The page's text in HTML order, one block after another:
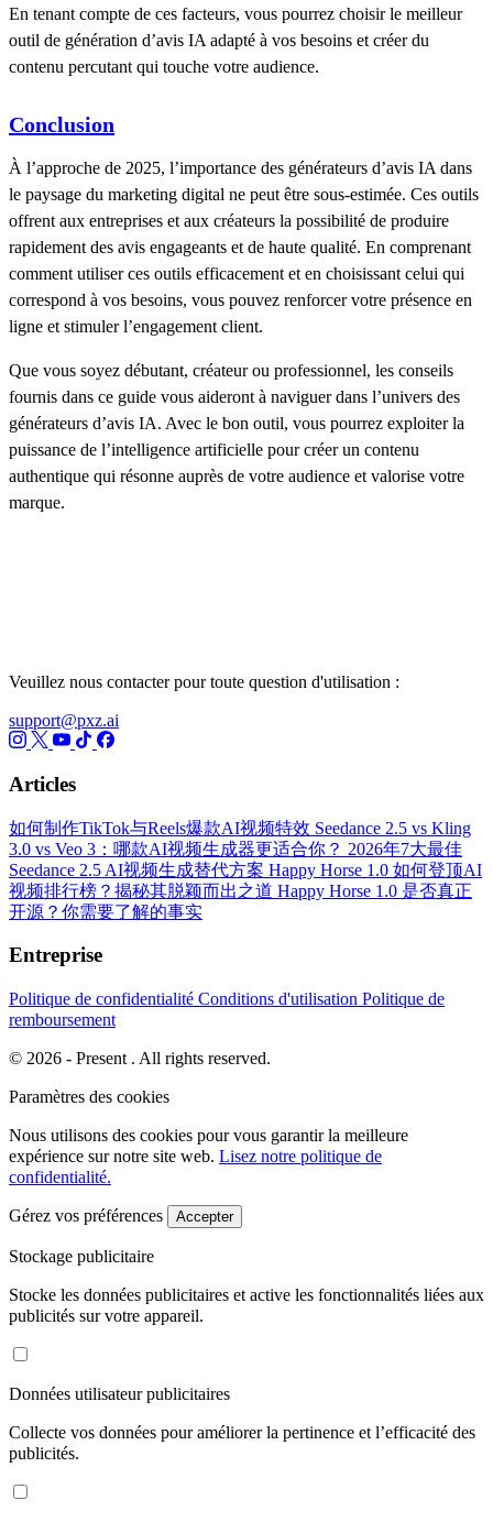
En tenant compte de ces facteurs, vous pourrez choisir le meilleur
outil de génération d’avis IA adapté à vos besoins et créer du
contenu percutant qui touche votre audience.
Conclusion
À l’approche de 2025, l’importance des générateurs d’avis IA dans
le paysage du marketing digital ne peut être sous-estimée. Ces outils
offrent aux entreprises et aux créateurs la possibilité de produire
rapidement des avis engageants et de haute qualité. En comprenant
comment utiliser ces outils efficacement et en choisissant celui qui
correspond à vos besoins, vous pouvez renforcer votre présence en
ligne et stimuler l’engagement client.
Que vous soyez débutant, créateur ou professionnel, les conseils
fournis dans ce guide vous aideront à naviguer dans l’univers des
générateurs d’avis IA. Avec le bon outil, vous pourrez exploiter la
puissance de l’intelligence artificielle pour créer un contenu
authentique qui résonne auprès de votre audience et valorise votre
marque.
Veuillez nous contacter pour toute question d'utilisation :
support@pxz.ai
Articles
如何制作TikTok与Reels爆款AI视频特效 Seedance 2.5 vs Kling
3.0 vs Veo 3：哪款AI视频生成器更适合你？ 2026年7大最佳
Seedance 2.5 AI视频生成替代方案 Happy Horse 1.0 如何登顶AI
视频排行榜？揭秘其脱颖而出之道 Happy Horse 1.0 是否真正
开源？你需要了解的事实
Entreprise
Politique de confidentialité Conditions d'utilisation Politique de
remboursement
© 2026 - Present . All rights reserved.
Paramètres des cookies
Nous utilisons des cookies pour vous garantir la meilleure
expérience sur notre site web. Lisez notre politique de
confidentialité.
Gérez vos préférences Accepter
Stockage publicitaire
Stocke les données publicitaires et active les fonctionnalités liées aux
publicités sur votre appareil.
Données utilisateur publicitaires
Collecte vos données pour améliorer la pertinence et l’efficacité des
publicités.